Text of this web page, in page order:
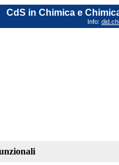
CdS in Chimica e
Info: